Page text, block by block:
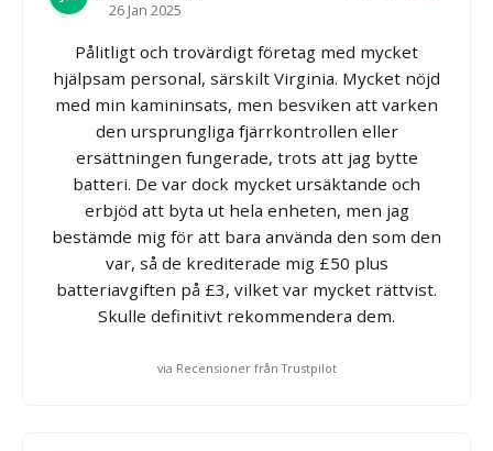
26 Jan 2025
Pålitligt och trovärdigt företag med mycket
hjälpsam personal, särskilt Virginia. Mycket nöjd
med min kamininsats, men besviken att varken
den ursprungliga fjärrkontrollen eller
ersättningen fungerade, trots att jag bytte
batteri. De var dock mycket ursäktande och
erbjöd att byta ut hela enheten, men jag
bestämde mig för att bara använda den som den
var, så de krediterade mig £50 plus
batteriavgiften på £3, vilket var mycket rättvist.
Skulle definitivt rekommendera dem.
via Recensioner från Trustpilot